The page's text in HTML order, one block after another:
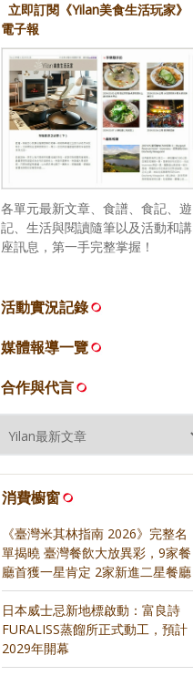
立即訂閱《Yilan美食生活玩家》
電子報
各單元最新文章、食譜、食記、遊
記、生活與閱讀隨筆以及活動和講
座訊息，第一手完整掌握！
活動實況記錄
媒體報導一覽
合作與代言
消費櫥窗
《臺灣米其林指南 2026》完整名
單揭曉 臺灣餐飲大放異彩，9家餐
廳首獲一星肯定 2家新進二星餐廳
日本威士忌新地標啟動：富良詩
FURALISS蒸餾所正式動工，預計
2029年開幕